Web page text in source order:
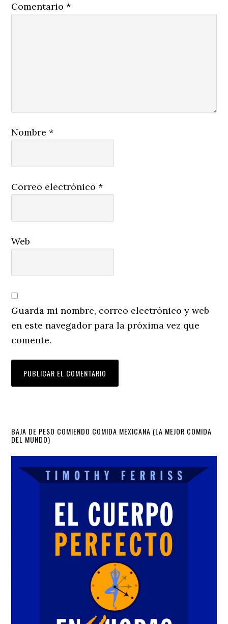
Comentario*
Nombre*
Correo electrónico*
Web
Guarda mi nombre, correo electrónico y web
en este navegador para la próxima vez que
comente.
Primary
Sidebar
BAJA DE PESO COMIENDO COMIDA MEXICANA (LA MEJOR COMIDA
DEL MUNDO)